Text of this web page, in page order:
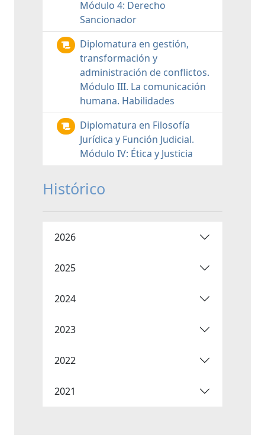
Módulo 4: Derecho
Sancionador
Diplomatura en gestión,
transformación y
administración de conflictos.
Módulo III. La comunicación
humana. Habilidades
Diplomatura en Filosofía
Jurídica y Función Judicial.
Módulo IV: Ética y Justicia
Histórico
2026
2025
2024
2023
2022
2021